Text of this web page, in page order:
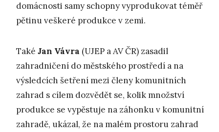
domácnosti samy schopny vyprodukovat téměř
pětinu veškeré produkce v zemi.
Také Jan Vávra (UJEP a AV ČR) zasadil
zahradničení do městského prostředí a na
výsledcích šetření mezi členy komunitních
zahrad s cílem dozvědět se, kolik množství
produkce se vypěstuje na záhonku v komunitní
zahradě, ukázal, že na malém prostoru zahrad